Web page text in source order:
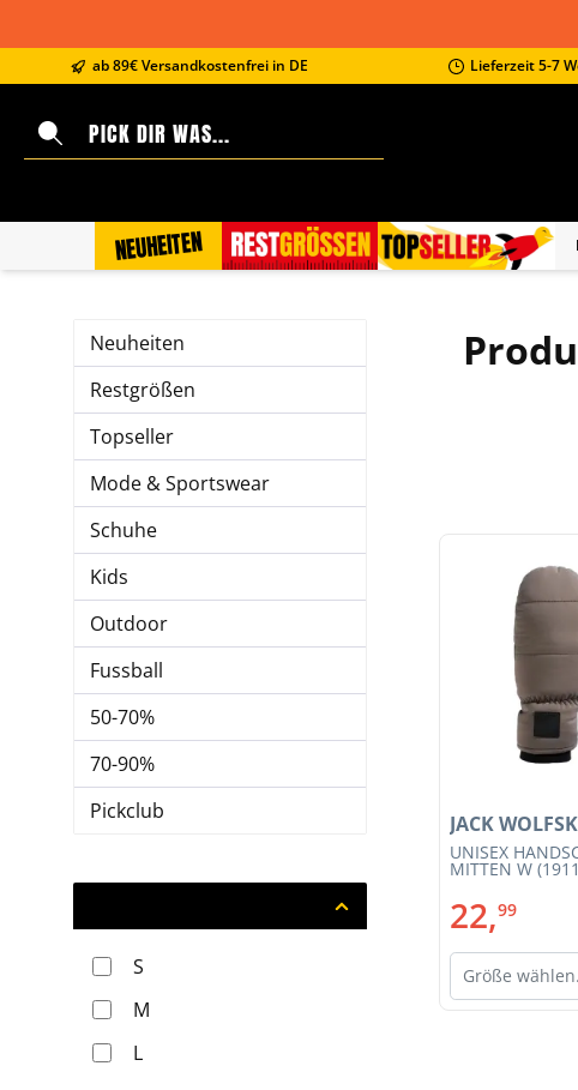
ab 89€ Versandkostenfrei in DE Lieferzeit 5-7
NEUHEITEN RESTGRÖSSEN TOPSELLER
Neuheiten
Restgrößen
Topseller
Mode & Sportswear
Schuhe
Kids
Outdoor
Fussball
50-70%
70-90%
Pickclub
S
M
L
UNISEX
MITTEN W
JACK
22,99
Größe